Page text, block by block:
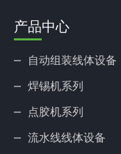
产品中心
自动组装线体设备
焊锡机系列
点胶机系列
流水线线体设备